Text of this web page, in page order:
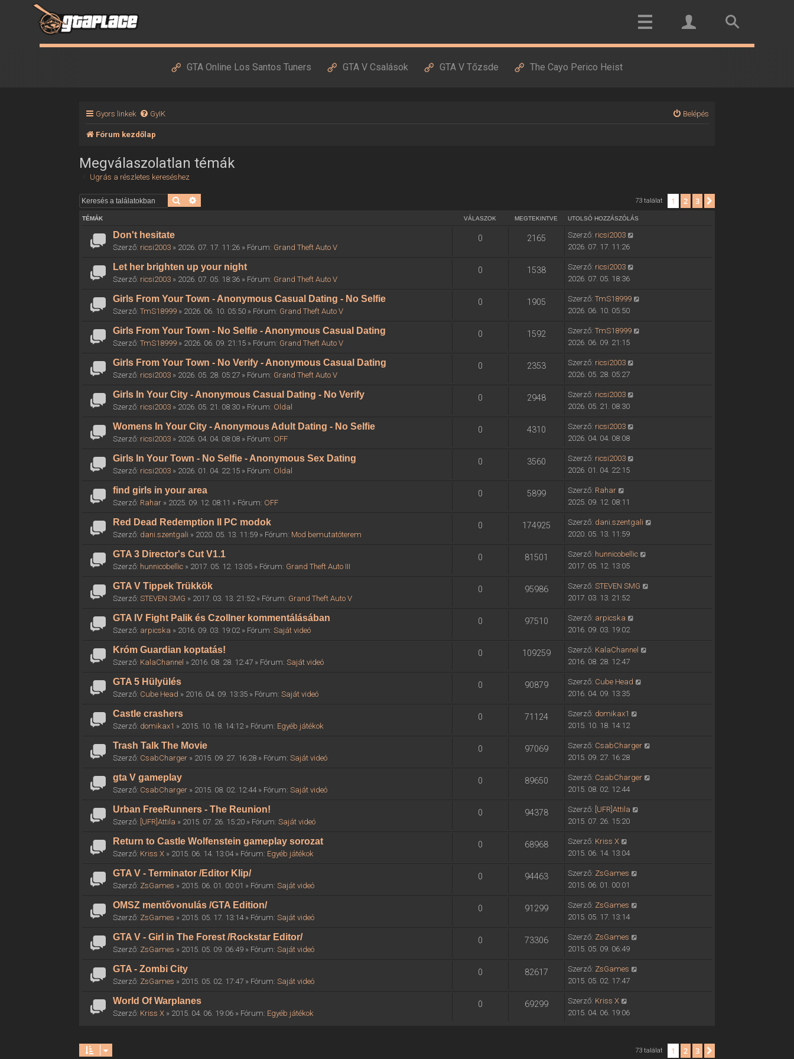
GTA Online Los Santos Tuners GTA V Csalások GTA V Tőzsde The Cayo Perico Heist
Gyors linkek GyIK Belépés
Fórum kezdőlap
Megválaszolatlan témák
Ugrás a részletes kereséshez
Keresés 73 találat 1 2 3
TÉMÁK VÁLASZOK MEGTEKINTVE UTOLSÓ HOZZÁSZÓLÁS
Don't hesitate
Szerző: ricsi2003 » 2026. 07. 17. 11:26 » Fórum: Grand Theft Auto V
0 2165 Szerző: ricsi2003
2026. 07. 17. 11:26
Let her brighten up your night
Szerző: ricsi2003 » 2026. 07. 05. 18:36 » Fórum: Grand Theft Auto V
0 1538 Szerző: ricsi2003
2026. 07. 05. 18:36
Girls From Your Town - Anonymous Casual Dating - No Selfie
Szerző:TmS18999 » 2026. 06. 10. 05:50 » Fórum: Grand Theft Auto V
0 1905 Szerző: TmS18999
2026. 06. 10. 05:50
Girls From Your Town - No Selfie - Anonymous Casual Dating
Szerző:TmS18999 » 2026. 06. 09. 21:15 » Fórum: Grand Theft Auto V
0 1592 Szerző: TmS18999
2026. 06. 09. 21:15
Girls From Your Town - No Verify - Anonymous Casual Dating
Szerző: ricsi2003 » 2026. 05. 28. 05:27 » Fórum: Grand Theft Auto V
0 2353 Szerző: ricsi2003
2026. 05. 28. 05:27
Girls In Your City - Anonymous Casual Dating - No Verify
Szerző: ricsi2003 » 2026. 05. 21. 08:30 » Fórum: Oldal
0 2948 Szerző: ricsi2003
2026. 05. 21. 08:30
Womens In Your City - Anonymous Adult Dating - No Selfie
Szerző: ricsi2003 » 2026. 04. 04. 08:08 » Fórum: OFF
0 4310 Szerző: ricsi2003
2026. 04. 04. 08:08
Girls In Your Town - No Selfie - Anonymous Sex Dating
Szerző: ricsi2003 » 2026. 01. 04. 22:15 » Fórum: Oldal
0 3560 Szerző: ricsi2003
2026. 01. 04. 22:15
find girls in your area
Szerző: Rahar » 2025. 09. 12. 08:11 » Fórum: OFF
0 5899 Szerző: Rahar
2025. 09. 12. 08:11
Red Dead Redemption II PC modok
Szerző: dani.szentgali » 2020. 05. 13. 11:59 » Fórum: Mod bemutatóterem
0 174925 Szerző: dani.szentgali
2020. 05. 13. 11:59
GTA 3 Director's Cut V1.1
Szerző: hunnicobellic » 2017. 05. 12. 13:05 » Fórum: Grand Theft Auto III
0 81501 Szerző: hunnicobellic
2017. 05. 12. 13:05
GTA V Tippek Trükkök
Szerző:STEVEN SMG » 2017. 03. 13. 21:52 » Fórum: Grand Theft Auto V
0 95986 Szerző: STEVEN SMG
2017. 03. 13. 21:52
GTA IV Fight Palik és Czollner kommentálásában
Szerző: arpicska » 2016. 09. 03. 19:02 » Fórum:Saját videó
0 97510 Szerző: arpicska
2016. 09. 03. 19:02
Króm Guardian koptatás!
Szerző: KalaChannel » 2016. 08. 28. 12:47 » Fórum:Saját videó
0 109259 Szerző: KalaChannel
2016. 08. 28. 12:47
GTA 5 Hülyülés
Szerző: Cube Head » 2016. 04. 09. 13:35 » Fórum:Saját videó
0 90879 Szerző: Cube Head
2016. 04. 09. 13:35
Castle crashers
Szerző: domikax1 » 2015. 10. 18. 14:12 » Fórum: Egyéb játékok
0 71124 Szerző: domikax1
2015. 10. 18. 14:12
Trash Talk The Movie
Szerző: CsabCharger » 2015. 09. 27. 16:28 » Fórum:Saját videó
0 97069 Szerző: CsabCharger
2015. 09. 27. 16:28
gta V gameplay
Szerző: CsabCharger » 2015. 08. 02. 12:44 » Fórum:Saját videó
0 89650 Szerző: CsabCharger
2015. 08. 02. 12:44
Urban FreeRunners - The Reunion!
Szerző: [UFR]Attila » 2015. 07. 26. 15:20 » Fórum:Saját videó
0 94378 Szerző: [UFR]Attila
2015. 07. 26. 15:20
Return to Castle Wolfenstein gameplay sorozat
Szerző: Kriss X » 2015. 06. 14. 13:04 » Fórum: Egyéb játékok
0 68968 Szerző: Kriss X
2015. 06. 14. 13:04
GTA V - Terminator /Editor Klip/
Szerző: ZsGames » 2015. 06. 01. 00:01 » Fórum:Saját videó
0 94463 Szerző: ZsGames
2015. 06. 01. 00:01
OMSZ mentővonulás /GTA Edition/
Szerző: ZsGames » 2015. 05. 17. 13:14 » Fórum:Saját videó
0 91299 Szerző: ZsGames
2015. 05. 17. 13:14
GTA V - Girl in The Forest /Rockstar Editor/
Szerző: ZsGames » 2015. 05. 09. 06:49 » Fórum:Saját videó
0 73306 Szerző: ZsGames
2015. 05. 09. 06:49
GTA - Zombi City
Szerző: ZsGames » 2015. 05. 02. 17:47 » Fórum:Saját videó
0 82617 Szerző: ZsGames
2015. 05. 02. 17:47
World Of Warplanes
Szerző: Kriss X » 2015. 04. 06. 19:06 » Fórum: Egyéb játékok
0 69299 Szerző: Kriss X
2015. 04. 06. 19:06
73 találat 1 2 3